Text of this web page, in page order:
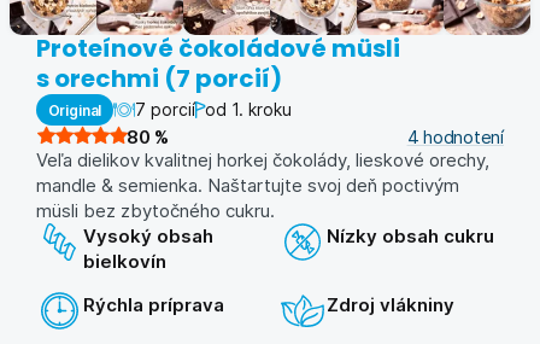
Proteínové čokoládové müsli
s orechmi (7 porcií)
Original 7 porcií od 1. kroku
80 % 4 hodnotení
Veľa dielikov kvalitnej horkej čokolády, lieskové orechy,
mandle & semienka. Naštartujte svoj deň poctivým
müsli bez zbytočného cukru.
Vysoký obsah
bielkovín
Nízky obsah cukru
Rýchla príprava Zdroj vlákniny